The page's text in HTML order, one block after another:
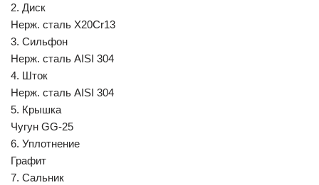
2. Диск
Нерж. сталь Х20Cr13
3. Сильфон
Нерж. сталь AISI 304
4. Шток
Нерж. сталь AISI 304
5. Крышка
Чугун GG-25
6. Уплотнение
Графит
7. Сальник